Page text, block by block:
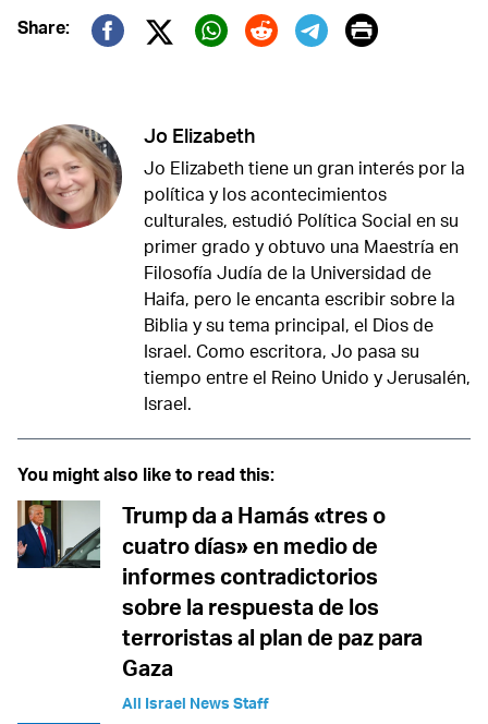
Share:
Twitter (X)
Print
Jo Elizabeth
Jo Elizabeth tiene un gran interés por la
política y los acontecimientos
culturales, estudió Política Social en su
primer grado y obtuvo una Maestría en
Filosofía Judía de la Universidad de
Haifa, pero le encanta escribir sobre la
Biblia y su tema principal, el Dios de
Israel. Como escritora, Jo pasa su
tiempo entre el Reino Unido y Jerusalén,
Israel.
You might also like to read this:
Trump da a Hamás «tres o
cuatro días» en medio de
informes contradictorios
sobre la respuesta de los
terroristas al plan de paz para
Gaza
All Israel News Staff